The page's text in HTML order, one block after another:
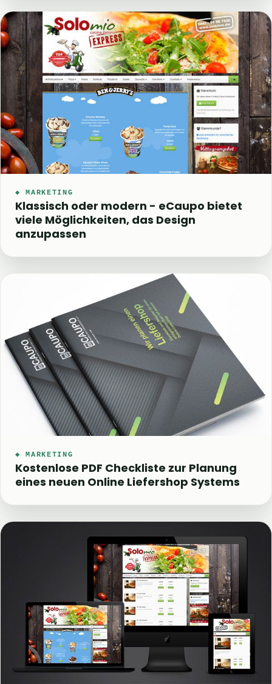
◆ MARKETING
Klassisch oder modern - eCaupo bietet
viele Möglichkeiten, das Design
anzupassen
◆ MARKETING
Kostenlose PDF Checkliste zur Planung
eines neuen Online Liefershop Systems